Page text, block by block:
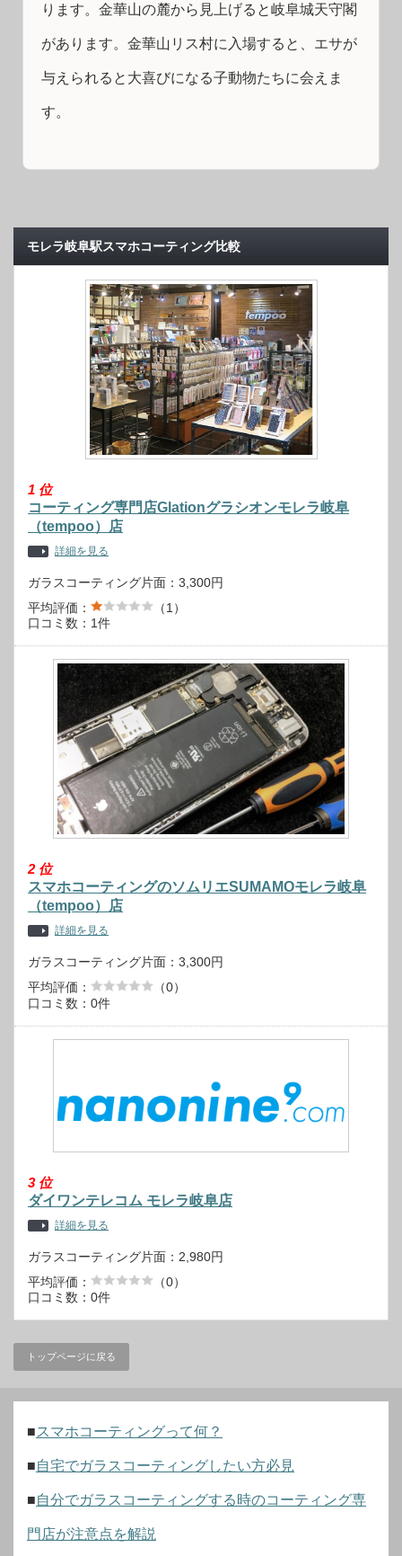
ります。金華山の麓から見上げると岐阜城天守閣
があります。金華山リス村に入場すると、エサが
与えられると大喜びになる子動物たちに会えま
す。
モレラ岐阜駅スマホコーティング比較
1 位
コーティング専門店Glationグラシオンモレラ岐阜
（tempoo）店
詳細を見る
ガラスコーティング片面：3,300円
平均評価：
（1）
口コミ数：1件
2位
スマホコーティングのソムリエSUMAMOモレラ岐阜
（tempoo）店
詳細を見る
ガラスコーティング片面：3,300円
平均評価：
（0）
口コミ数：0件
3位
ダイワンテレコム モレラ岐阜店
詳細を見る
ガラスコーティング片面：2,980円
平均評価：
（0）
口コミ数：0件
トップページに戻る
■スマホコーティングって何？
■自宅でガラスコーティングしたい方必見
■自分でガラスコーティングする時のコーティング専
門店が注意点を解説